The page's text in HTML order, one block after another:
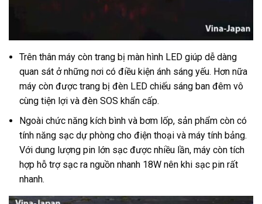
Trên thân máy còn trang bị màn hình LED giúp dễ dàng
quan sát ở những nơi có điều kiện ánh sáng yếu. Hơn nữa
máy còn được trang bị đèn LED chiếu sáng ban đêm vô
cùng tiện lợi và đèn SOS khẩn cấp.
Ngoài chức năng kích bình và bơm lốp, sản phẩm còn có
tính năng sạc dự phòng cho điện thoại và máy tính bảng.
Với dung lượng pin lớn sạc được nhiều lần, máy còn tích
hợp hỗ trợ sạc ra nguồn nhanh 18W nên khi sạc pin rất
nhanh.